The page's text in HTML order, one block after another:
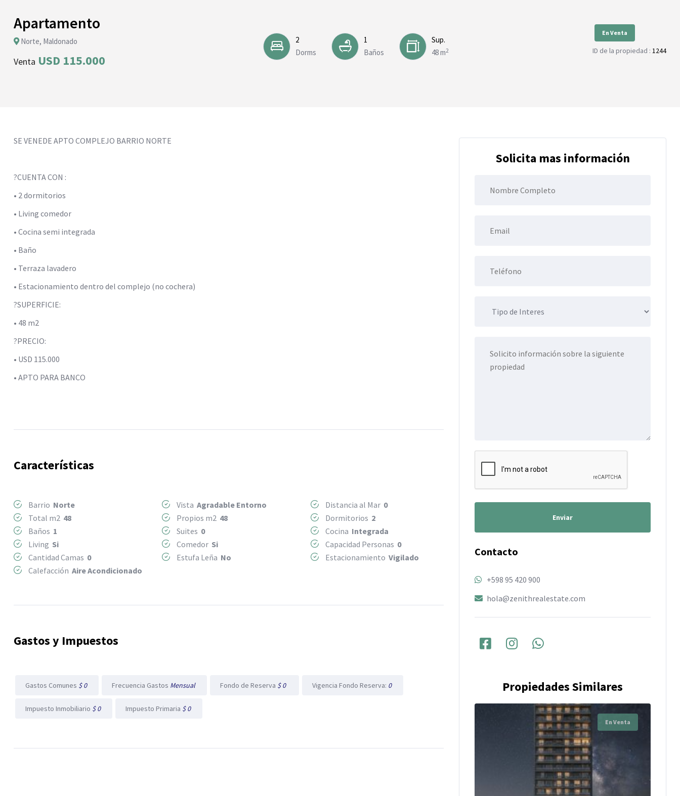
Apartamento
Norte, Maldonado
Venta USD 115.000
2
Dorms
1
Baños
Sup.
48 m2
En Venta
ID de la propiedad : 1244
SE VENEDE APTO COMPLEJO BARRIO NORTE
?CUENTA CON :
• 2 dormitorios
• Living comedor
• Cocina semi integrada
• Baño
• Terraza lavadero
• Estacionamiento dentro del complejo (no cochera)
?SUPERFICIE:
• 48 m2
?PRECIO:
• USD 115.000
• APTO PARA BANCO
Características
Barrio Norte VistaAgradable Entorno Distancia al Mar 0
Total m2 48 Propios m2 48 Dormitorios 2
Baños 1 Suites 0 Cocina Integrada
Living Si Comedor Si Capacidad Personas 0
Cantidad Camas 0 Estufa Leña No Estacionamiento Vigilado
Calefacción Aire Acondicionado
Gastos y Impuestos
Gastos Comunes $ 0 Frecuencia Gastos Mensual Fondo de Reserva $ 0 Vigencia Fondo Reserva: 0
Impuesto Inmobiliario $ 0 Impuesto Primaria $ 0
Solicita mas información
Enviar
Contacto
+598 95 420 900
hola@zenithrealestate.com
Propiedades Similares
En Venta